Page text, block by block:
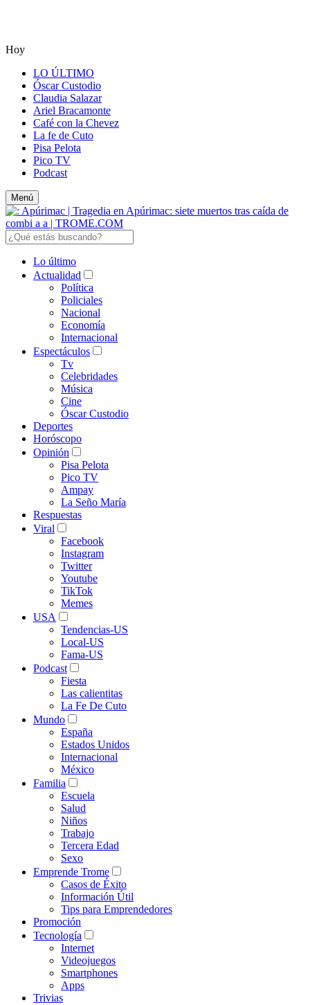
Hoy
LO ÚLTIMO
Óscar Custodio
Claudia Salazar
Ariel Bracamonte
Café con la Chevez
La fe de Cuto
Pisa Pelota
Pico TV
Podcast
Menú
Lo último
Actualidad
Política
Policiales
Nacional
Economía
Internacional
Espectáculos
Tv
Celebridades
Música
Cine
Óscar Custodio
Deportes
Horóscopo
Opinión
Pisa Pelota
Pico TV
Ampay
La Seño María
Respuestas
Viral
Facebook
Instagram
Twitter
Youtube
TikTok
Memes
USA
Tendencias-US
Local-US
Fama-US
Podcast
Fiesta
Las calientitas
La Fe De Cuto
Mundo
España
Estados Unidos
Internacional
México
Familia
Escuela
Salud
Niños
Trabajo
Tercera Edad
Sexo
Emprende Trome
Casos de Éxito
Información Útil
Tips para Emprendedores
Promoción
Tecnología
Internet
Videojuegos
Smartphones
Apps
Trivias